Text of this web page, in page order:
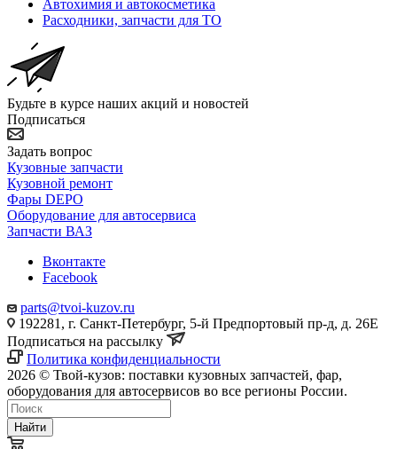
Автохимия и автокосметика
Расходники, запчасти для ТО
Будьте в курсе наших акций и новостей
Подписаться
Задать вопрос
Кузовные запчасти
Кузовной ремонт
Фары DEPO
Оборудование для автосервиса
Запчасти ВАЗ
Вконтакте
Facebook
parts@tvoi-kuzov.ru
192281, г. Санкт-Петербург, 5-й Предпортовый пр-д, д. 26Е
Подписаться на рассылку
Политика конфиденциальности
2026 © Твой-кузов: поставки кузовных запчастей, фар,
оборудования для автосервисов во все регионы России.
Найти